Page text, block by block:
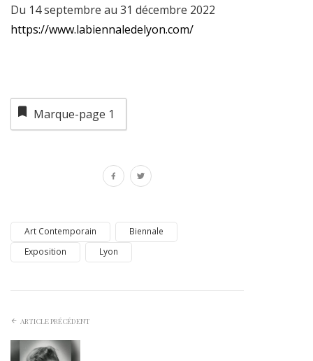
Du 14 septembre au 31 décembre 2022
https://www.labiennaledelyon.com/
Marque-page 1
Art Contemporain
Biennale
Exposition
Lyon
ARTICLE PRÉCÉDENT